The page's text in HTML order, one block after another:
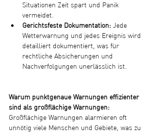
Situationen Zeit spart und Panik
vermeidet.
Gerichtsfeste Dokumentation: Jede
Wetterwarnung und jedes Ereignis wird
detailliert dokumentiert, was für
rechtliche Absicherungen und
Nachverfolgungen unerlässlich ist.
Warum punktgenaue Warnungen effizienter
sind als großflächige Warnungen:
Großflächige Warnungen alarmieren oft
unnötig viele Menschen und Gebiete, was zu